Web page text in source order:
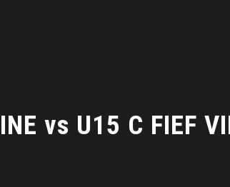
vs U15 C FIEF